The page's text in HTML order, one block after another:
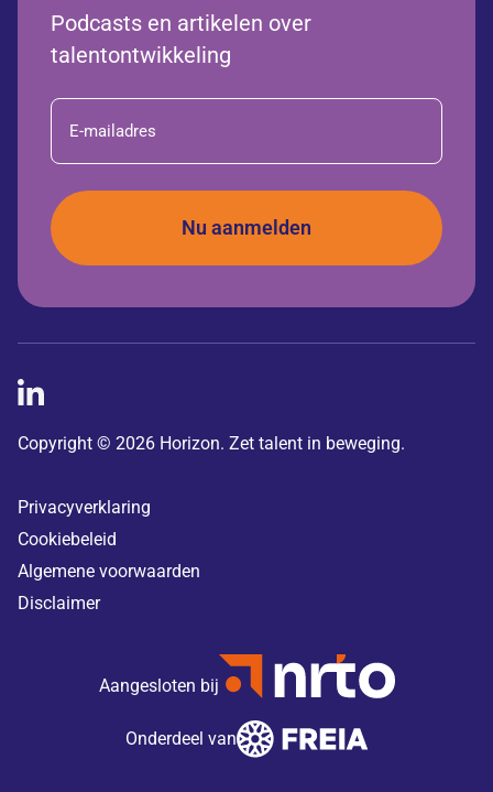
Podcasts en artikelen over
talentontwikkeling
E-
mailadres
Copyright © 2026 Horizon. Zet talent in beweging.
Privacyverklaring
Cookiebeleid
Algemene voorwaarden
Disclaimer
Aangesloten bij
Onderdeel van